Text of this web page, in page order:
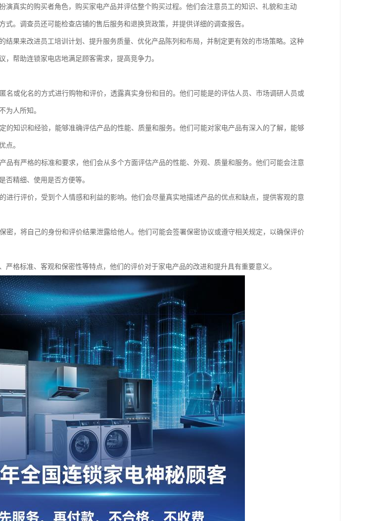
演真实的购买者角色，购买家电产品并评估整个购买过程。他们会注意员工的知识、礼貌和主动
式。调查员还可能检查店铺的售后服务和退换货政策，并提供详细的调查报告。
结果来改进员工培训计划、提升服务质量、优化产品陈列和布局，并制定更有效的市场策略。这种
，帮助连锁家电店地满足顾客需求，提高竞争力。
名或化名的方式进行购物和评价，透露真实身份和目的。他们可能是的评估人员、市场调研人员或
为人所知。
的知识和经验，能够准确评估产品的性能、质量和服务。他们可能对家电产品有深入的了解，能够
点。
品有严格的标准和要求，他们会从多个方面评估产品的性能、外观、质量和服务。他们可能会注意
否精细、使用是否方便等。
进行评价，受到个人情感和利益的影响。他们会尽量真实地描述产品的优点和缺点，提供客观的意
密，将自己的身份和评价结果泄露给他人。他们可能会签署保密协议或遵守相关规定，以确保评价
严格标准、客观和保密性等特点，他们的评价对于家电产品的改进和提升具有重要意义。